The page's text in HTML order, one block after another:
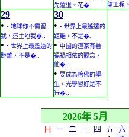
先遠退。花�..
望工程
29
• • 地球你不需留
我，這土地我�..
• • 世界上最遙遠的
距離，不是�..
30
• • 世界上最遙遠的
距離，不是�..
• 中國的道家有著
福禍相依的觀念，
他�..
• 要成為哈佛的學
生，光學習好是不
行�..
2026年 5月
日 一 二 三 四 五
六